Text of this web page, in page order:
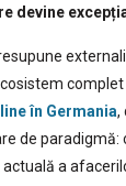
devine
în Germania,
de
a